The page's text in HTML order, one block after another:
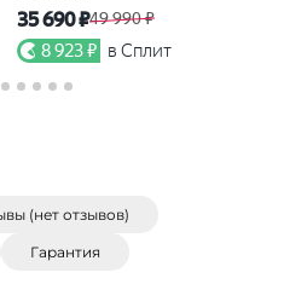
35 690 ₽49 990 ₽
8 923 ₽ в Сплит
(нет отзывов)
Гарантия